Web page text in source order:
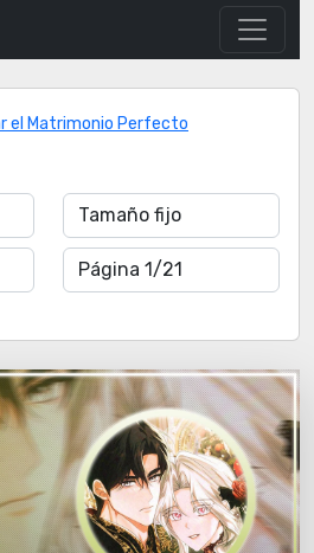
el Matrimonio Perfecto